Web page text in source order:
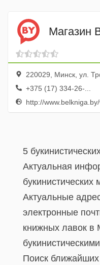
Магазин
220029, Минск, ул.
+375 (17) 334-26-...
http://
5
Актуальная
букинистических
Актуальные
электронные
книжных лавок в
Поиск